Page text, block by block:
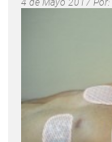
4 de Mayo 2017 Por: